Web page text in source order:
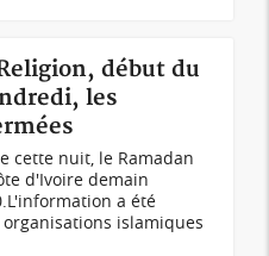
début du
les
cette nuit, le Ramadan
d'Ivoire demain
a été
islamiques